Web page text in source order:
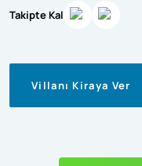
Takipte Kal
Villanı Kiraya Ver